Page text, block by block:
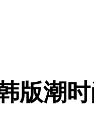
版潮